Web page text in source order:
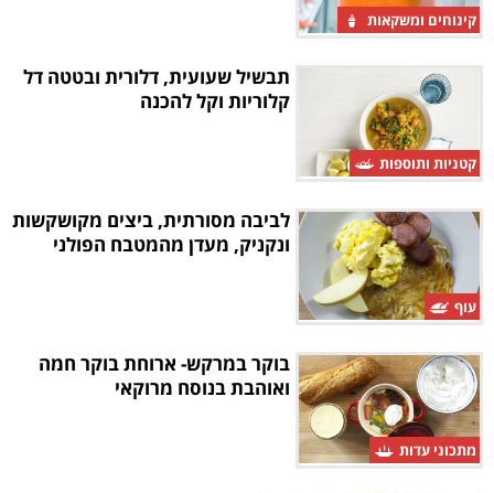
קינוחים ומשקאות
קטניות ותוספות
תבשיל שעועית, דלורית ובטטה דל
קלוריות וקל להכנה
עוף
לביבה מסורתית, ביצים מקושקשות
ונקניק, מעדן מהמטבח הפולני
מתכוני עדות
בוקר במרקש- ארוחת בוקר חמה
ואוהבת בנוסח מרוקאי